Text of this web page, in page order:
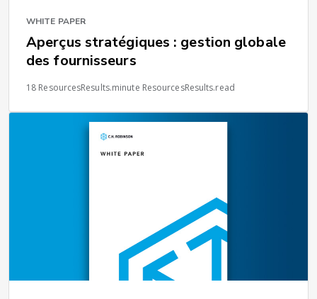
WHITE PAPER
Aperçus stratégiques : gestion globale
des fournisseurs
18 ResourcesResults.minute ResourcesResults.read